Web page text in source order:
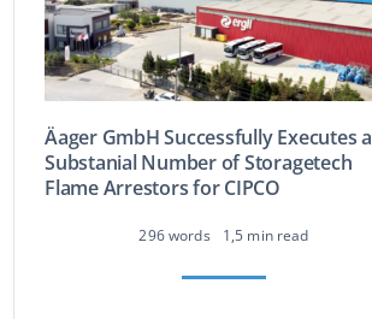
flottant
Produit plus propre
Äager GmbH Successfully Executes a
Substanial Number of Storagetech
Flame Arrestors for CIPCO
296 words 1,5 min read